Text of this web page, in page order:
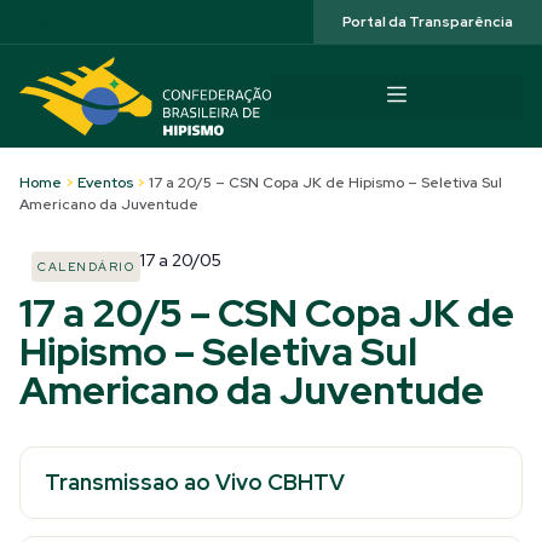
Portal da Transparência
Home > Eventos > 17 a 20/5 – CSN Copa JK de Hipismo – Seletiva Sul
Americano da Juventude
CALENDÁRIO 17 a 20/05
17 a 20/5 – CSN Copa JK de
Hipismo – Seletiva Sul
Americano da Juventude
Transmissao ao Vivo CBHTV